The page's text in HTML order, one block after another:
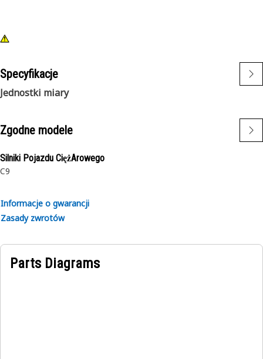
Specyfikacje
Jednostki miary
Zgodne modele
Silniki Pojazdu CiężArowego
C9
Informacje o gwarancji
Zasady zwrotów
Parts Diagrams